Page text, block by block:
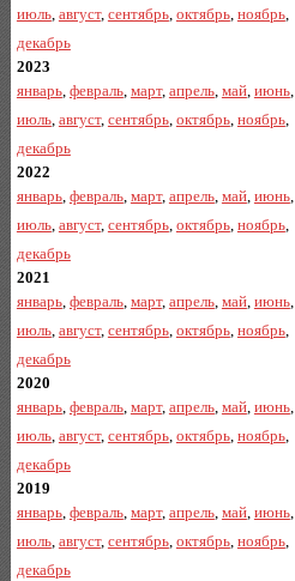
июль, август, сентябрь, октябрь, ноябрь,
декабрь
2023
январь, февраль, март, апрель, май, июнь,
июль, август, сентябрь, октябрь, ноябрь,
декабрь
2022
январь, февраль, март, апрель, май, июнь,
июль, август, сентябрь, октябрь, ноябрь,
декабрь
2021
январь, февраль, март, апрель, май, июнь,
июль, август, сентябрь, октябрь, ноябрь,
декабрь
2020
январь, февраль, март, апрель, май, июнь,
июль, август, сентябрь, октябрь, ноябрь,
декабрь
2019
январь, февраль, март, апрель, май, июнь,
июль, август, сентябрь, октябрь, ноябрь,
декабрь